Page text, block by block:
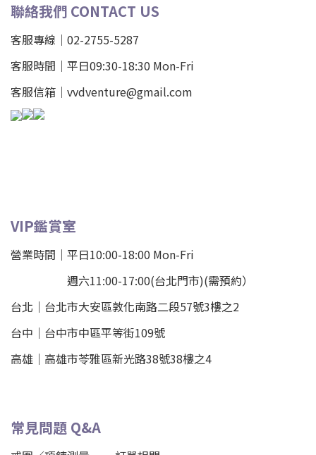
聯絡我們 CONTACT US
客服專線｜02-2755-5287
客服時間｜平日09:30-18:30 Mon-Fri
客服信箱｜vvdventure@gmail.com
VIP鑑賞室
營業時間｜平日10:00-18:00 Mon-Fri
週六11:00-17:00(台北門市)(需預約）
台北 ｜ 台北市大安區敦化南路二段57號3樓之2
台中｜ 台中市中區平等街109號
高雄｜ 高雄市苓雅區新光路38號38樓之4
常見問題 Q&A